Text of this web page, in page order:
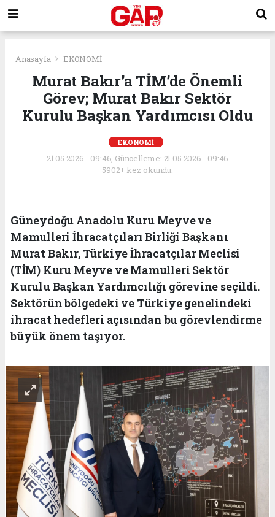
Anasayfa EKONOMİ
Murat Bakır’a TİM’de Önemli
Görev; Murat Bakır Sektör
Kurulu Başkan Yardımcısı Oldu
EKONOMİ
21.05.2026 - 09:46, Güncelleme: 21.05.2026 - 09:46
5902+ kez okundu.
Güneydoğu Anadolu Kuru Meyve ve
Mamulleri İhracatçıları Birliği Başkanı
Murat Bakır, Türkiye İhracatçılar Meclisi
(TİM) Kuru Meyve ve Mamulleri Sektör
Kurulu Başkan Yardımcılığı görevine seçildi.
Sektörün bölgedeki ve Türkiye genelindeki
ihracat hedefleri açısından bu görevlendirme
büyük önem taşıyor.